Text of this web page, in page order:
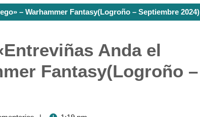
– Warhammer Fantasy(Logroño – Septiembre 2024)
Anda el
Fantasy(Logroño –